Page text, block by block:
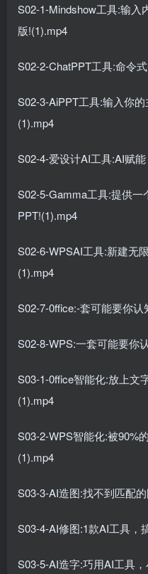
S02-1-Mindshow工具:输入
版!(1).mp4
S02-2-ChatPPT工具:命令
S02-3-AiPPT工具:输入你
(1).mp4
S02-4-爱设计AI工具:AI赋
S02-5-Gamma工具:提供
PPT!(1).mp4
S02-6-WPSAI工具:新建无
(1).mp4
S02-7-0ffice:-套可能要你
S02-8-WPS:一套可能要你
S03-1-0ffice智能化:放上文
(1).mp4
S03-2-WPS智能化:被90%
(1).mp4
S03-3-AI造图:找不到匹配
S03-4-AI修图:1款AI工具，
S03-5-AI造字:巧用AI工具